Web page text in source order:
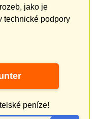
jako je
technické podpory
peníze!